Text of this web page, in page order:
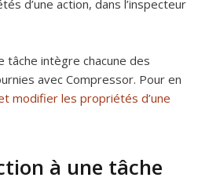
d’une action, dans l’inspecteur
tâche intègre chacune des
avec Compressor. Pour en
modifier les propriétés d’une
à une tâche